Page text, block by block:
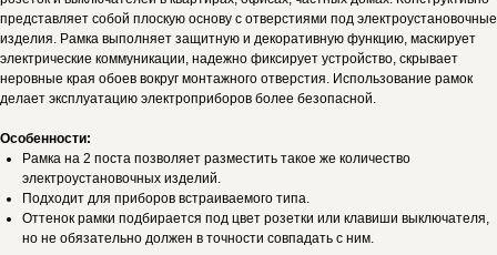
представляет собой плоскую основу с отверстиями под электроустановочные
изделия. Рамка выполняет защитную и декоративную функцию, маскирует
электрические коммуникации, надежно фиксирует устройство, скрывает
неровные края обоев вокруг монтажного отверстия. Использование рамок
делает эксплуатацию электроприборов более безопасной.
Особенности:
Рамка на 2 поста позволяет разместить такое же количество
электроустановочных изделий.
Подходит для приборов встраиваемого типа.
Оттенок рамки подбирается под цвет розетки или клавиши выключателя,
но не обязательно должен в точности совпадать с ним.